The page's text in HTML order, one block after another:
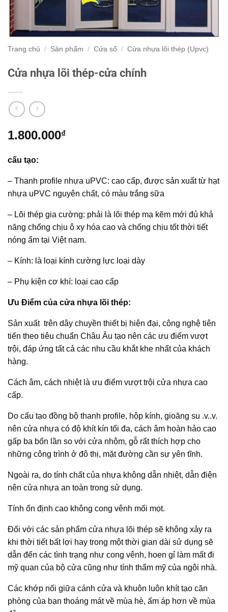
Trang chủ / Sản phẩm / Cửa sổ / Cửa nhựa lõi thép (Upvc)
Cửa nhựa lõi thép-cửa chính
1.800.000₫
cấu tạo:
– Thanh profile nhựa uPVC: cao cấp, được sản xuất từ hạt
nhựa uPVC nguyên chất, có màu trắng sữa
– Lõi thép gia cường: phải là lõi thép mạ kẽm mới đủ khả
năng chống chịu ô xy hóa cao và chống chịu tốt thời tiết
nóng ẩm tại Việt nam.
– Kính: là loại kính cường lực loại dày
– Phụ kiện cơ khí: loại cao cấp
Ưu Điểm của cửa nhựa lõi thép:
Sản xuất trên dây chuyền thiết bị hiện đại, công nghệ tiên
tiến theo tiêu chuẩn Châu Âu tạo nên các ưu điểm vượt
trội, đáp ứng tất cả các nhu cầu khắt khe nhất của khách
hàng.
Cách âm, cách nhiệt là ưu điểm vượt trội cửa nhựa cao
cấp.
Do cấu tạo đồng bộ thanh profile, hộp kính, gioăng su .v..v.
nên cửa nhựa có độ khít kín tối đa, cách âm hoàn hảo cao
gấp ba bốn lần so với cửa nhôm, gỗ rất thích hợp cho
những công trình ở đô thị, mặt đường cần sự yên tĩnh.
Ngoài ra, do tính chất của nhựa không dẫn nhiệt, dẫn điện
nên cửa nhựa an toàn trong sử dụng.
Tính ổn định cao không cong vênh mối mọt.
Đối với các sản phẩm cửa nhựa lõi thép sẽ không xảy ra
khi thời tiết bất lợi hay trong một thời gian dài sử dụng sẽ
dẫn đến các tình trạng như cong vênh, hoen gỉ làm mất đi
mỹ quan của bộ cửa cũng như tính thẩm mỹ của ngôi nhà.
Các khớp nối giữa cánh cửa và khuôn luôn khít tạo căn
phòng của bạn thoáng mát về mùa hè, ấm áp hơn về mùa